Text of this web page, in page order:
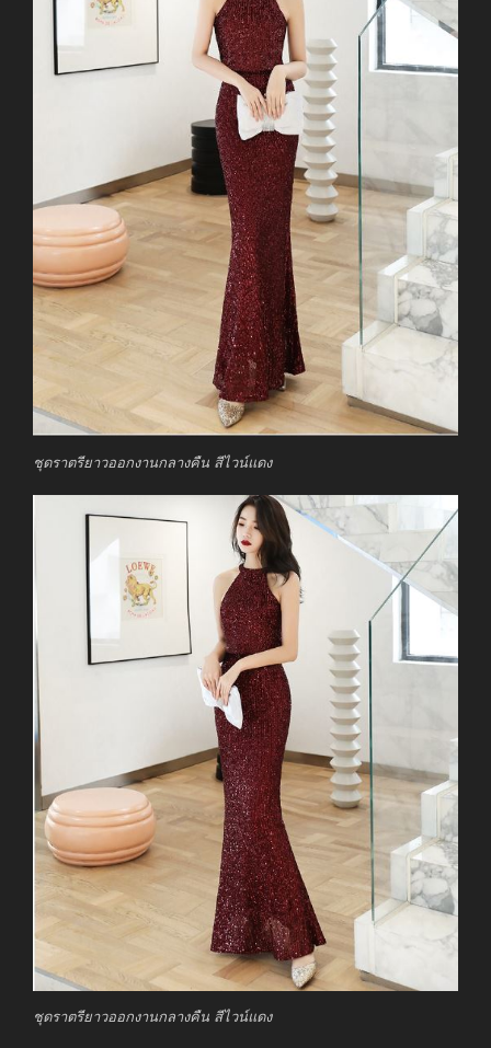
ชุดราตรียาวออกงานกลางคืน สีไวน์แดง
ชุดราตรียาวออกงานกลางคืน สีไวน์แดง